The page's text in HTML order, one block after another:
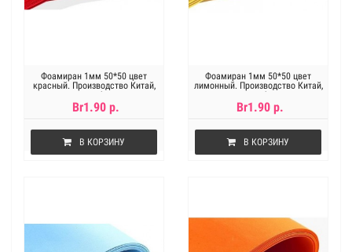
Фоамиран 1мм 50*50 цвет
красный. Производство Китай,
цена за 1лист
Br1.90 р.
В КОРЗИНУ
Фоамиран 1мм 50*50 цвет
лимонный. Производство Китай,
цена за 1лист
Br1.90 р.
В КОРЗИНУ